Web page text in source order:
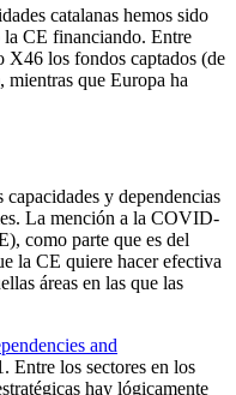
catalanas hemos sido
la CE financiando. Entre
los fondos captados (de
que Europa ha
y dependencias
La mención a la COVID-
como parte que es del
la CE quiere hacer efectiva
áreas en las que las
and
Entre los sectores en los
hay lógicamente